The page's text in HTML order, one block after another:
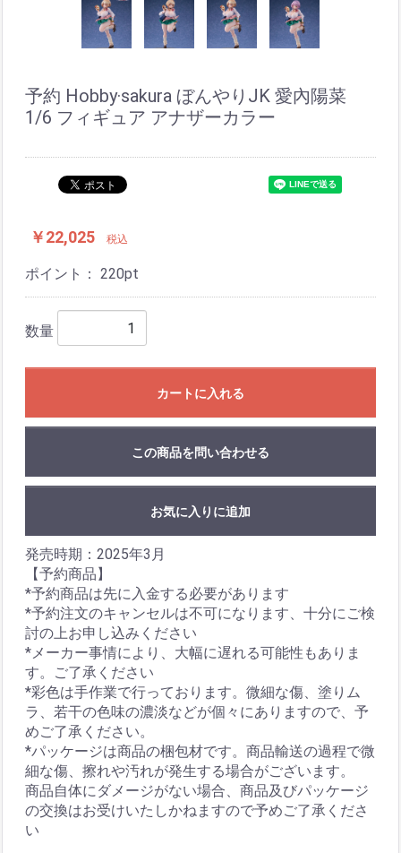
予約 Hobby·sakura ぼんやりJK 愛內陽菜
1/6 フィギュア アナザーカラー
￥22,025 税込
ポイント： 220pt
数量
カートに入れる
この商品を問い合わせる
お気に入りに追加
発売時期：2025年3月
【予約商品】
*予約商品は先に入金する必要があります
*予約注文のキャンセルは不可になります、十分にご検
討の上お申し込みください
*メーカー事情により、大幅に遅れる可能性もありま
す。ご了承ください
*彩色は手作業で行っております。微細な傷、塗りム
ラ、若干の色味の濃淡などが個々にありますので、予
めご了承ください。
*パッケージは商品の梱包材です。商品輸送の過程で微
細な傷、擦れや汚れが発生する場合がございます。
商品自体にダメージがない場合、商品及びパッケージ
の交換はお受けいたしかねますので予めご了承くださ
い